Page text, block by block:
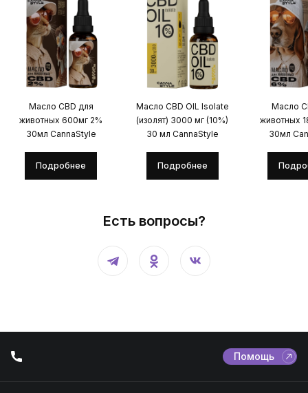
Масло CBD для
животных 600мг 2%
30мл CannaStyle
Подробнее
Масло CBD OIL Isolate
(изолят) 3000 мг (10%)
30 мл CannaStyle
Подробнее
Масло
животных
30мл
Есть вопросы?
Помощь